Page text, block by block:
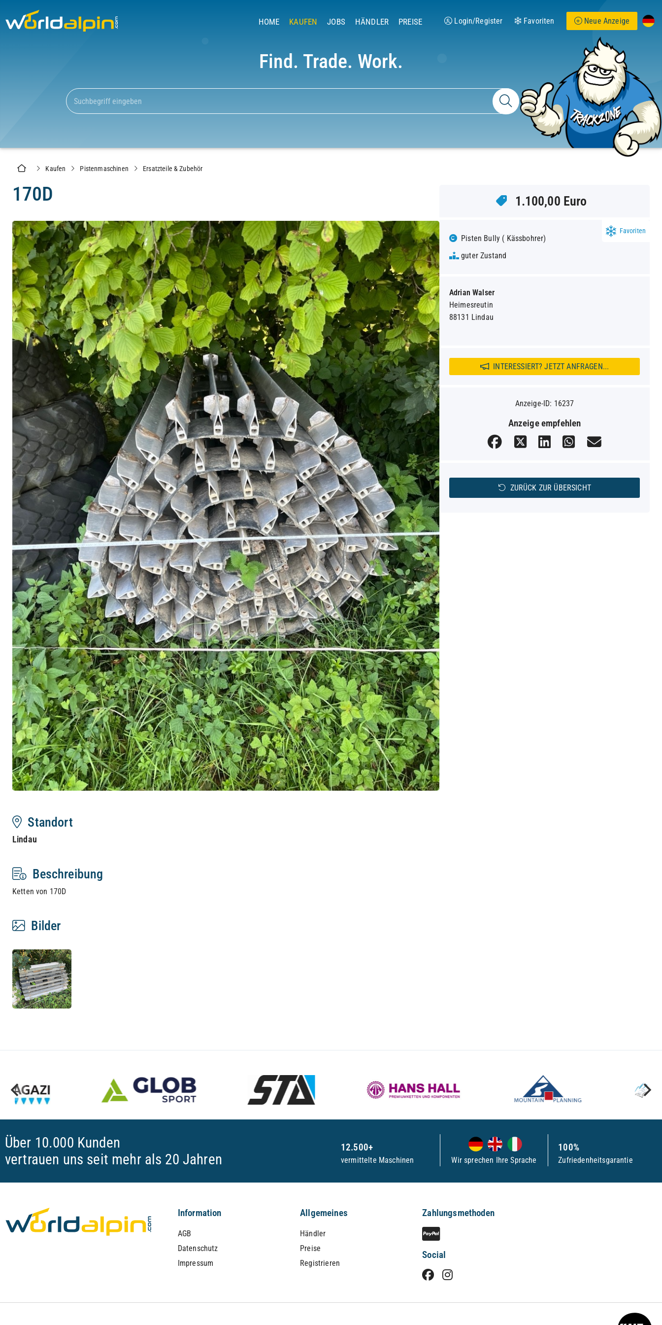
Login/Register Favoriten Neue Anzeige
HOME KAUFEN JOBS HÄNDLER PREISE
Find. Trade. Work.
Kaufen Pistenmaschinen Ersatzteile & Zubehör
170D
Standort
Lindau
Beschreibung
Ketten von 170D
Bilder
1.100,00 Euro
Favoriten
Pisten Bully ( Kässbohrer)
guter Zustand
Adrian Walser
Heimesreutin
88131 Lindau
INTERESSIERT? JETZT ANFRAGEN...
Anzeige-ID: 16237
Anzeige empfehlen
ZURÜCK ZUR ÜBERSICHT
Über 10.000 Kunden
vertrauen uns seit mehr als 20 Jahren
12.500+
vermittelte Maschinen Wir sprechen Ihre Sprache
100%
Zufriedenheitsgarantie
Information
AGB
Datenschutz
Impressum
Allgemeines
Händler
Preise
Registrieren
Zahlungsmethoden
Social